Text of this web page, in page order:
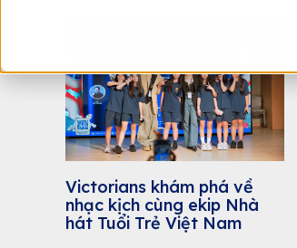
Victorians khám phá về
nhạc kịch cùng ekip Nhà
hát Tuổi Trẻ Việt Nam